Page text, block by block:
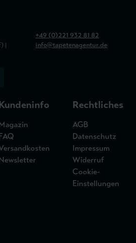
|
+49 (0)221 932 81 82
info@tapetenagentur.de
FAQ
Rechtliches
AGB
Datenschutz
Impressum
Widerruf
Cookie-
Einstellungen